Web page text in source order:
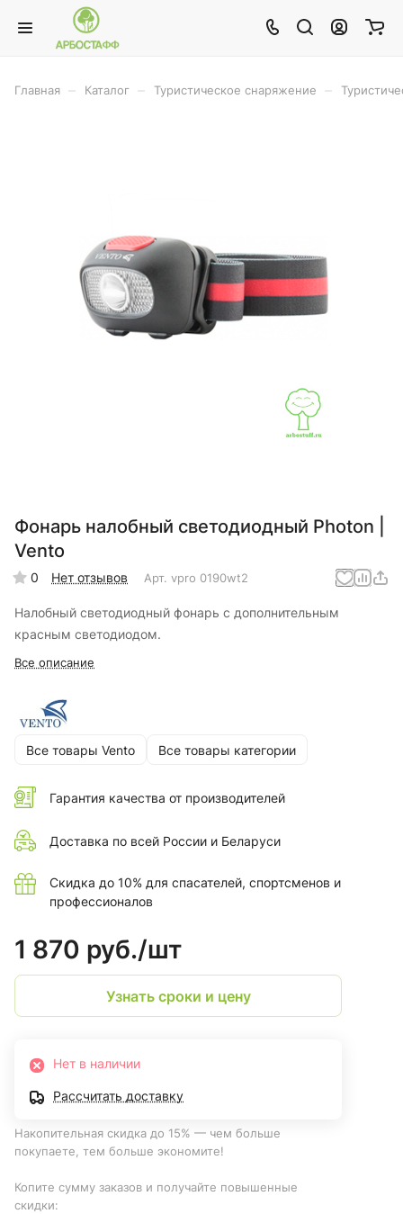
Главная Каталог Туристическое снаряжение
Фонарь налобный светодиодный Photon |
Vento
0 Нет отзывов Арт. vpro 0190wt2
Налобный светодиодный фонарь с дополнительным
красным светодиодом.
Все описание
Все товары Vento Все товары категории
Гарантия качества от производителей
Доставка по всей России и Беларуси
Скидка до 10% для спасателей, спортсменов и
профессионалов
1 870 руб./шт
Узнать сроки и цену
Нет в наличии
Рассчитать доставку
Накопительная скидка до 15% — чем больше
покупаете, тем больше экономите!
Копите сумму заказов и получайте повышенные
скидки: